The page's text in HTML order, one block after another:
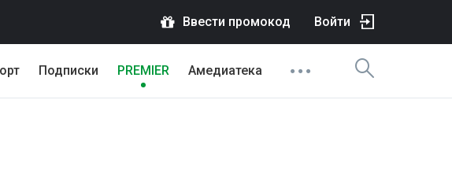
Ввести промокод Войти
Подписки PREMIER Амедиатека